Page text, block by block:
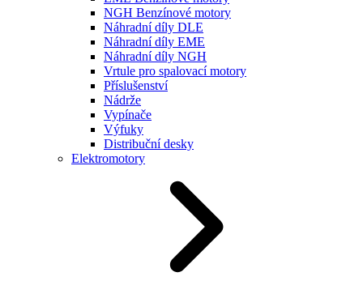
NGH Benzínové motory
Náhradní díly DLE
Náhradní díly EME
Náhradní díly NGH
Vrtule pro spalovací motory
Příslušenství
Nádrže
Vypínače
Výfuky
Distribuční desky
Elektromotory